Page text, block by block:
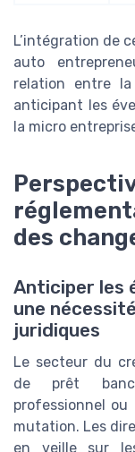
L’intégration de
auto
relation entre
anticipant les
la micro
des
Anticiper les
une
juridiques
Le secteur du
de prêt
professionnel
mutation. Les
en veille sur